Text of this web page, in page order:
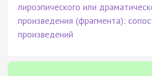
лироэпического или
произведения (фрагмента):
произведений